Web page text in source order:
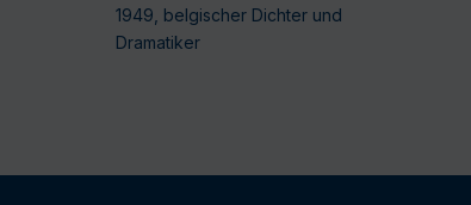
1949, belgischer Dichter und
Dramatiker